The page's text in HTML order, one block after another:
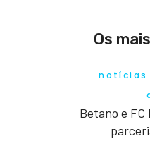
Os
notícias
Betano e FC